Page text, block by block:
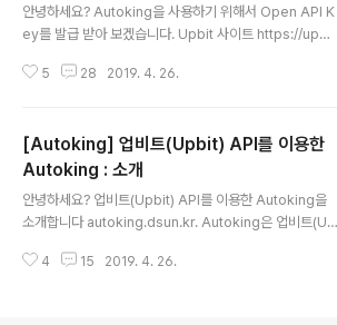
안녕하세요? Autoking을 사용하기 위해서 Open API K
ey를 발급 받아 보겠습니다. Upbit 사이트 https://upbi
다. 왼쪽에 Open API 안내를 클릭합니다. 아래와 같은 화
PI Key를 발급받을 수 있습니다. - 발급받으신 Open API
Key는 각 Key 별로 특정 서버 IP 주소에서만 동작할 수 있
도록 설정 가능하며, 별도로 IP주소를 지정하지 않으시면, I
P 주소 제한 없이 Open API 기능을 이용할 수 있습니다.
- 기능 선택과 IP 주소 제한 여부에 따라 별도의 Open AP
I Key 발..
5 28 2019. 4. 26.
[Autoking] 업비트(Upbit) API를 이용한
Autoking : 소개
안녕하세요? 업비트(Upbit) API를 이용한 Autoking을
소개합니다 autoking.dsun.kr. Autoking은 업비트(Up
업비트(Upbit)에서 거래되는 모든 코인을 매수/매도 할 수
4 15 2019. 4. 26.